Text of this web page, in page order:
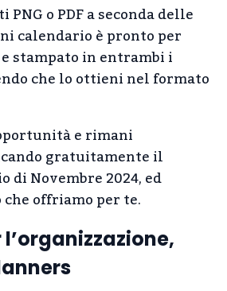
o PDF a seconda delle
calendario è pronto per
stampato in entrambi i
che lo ottieni nel formato
e rimani
gratuitamente il
di Novembre 2024, ed
offriamo per te.